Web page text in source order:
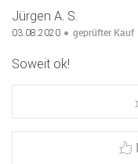
Jürgen A. S.
03.08.2020 geprüfter Kauf
Soweit ok!